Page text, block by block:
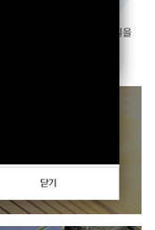
제품 테스트를 통하여 제품의 질을
닫기